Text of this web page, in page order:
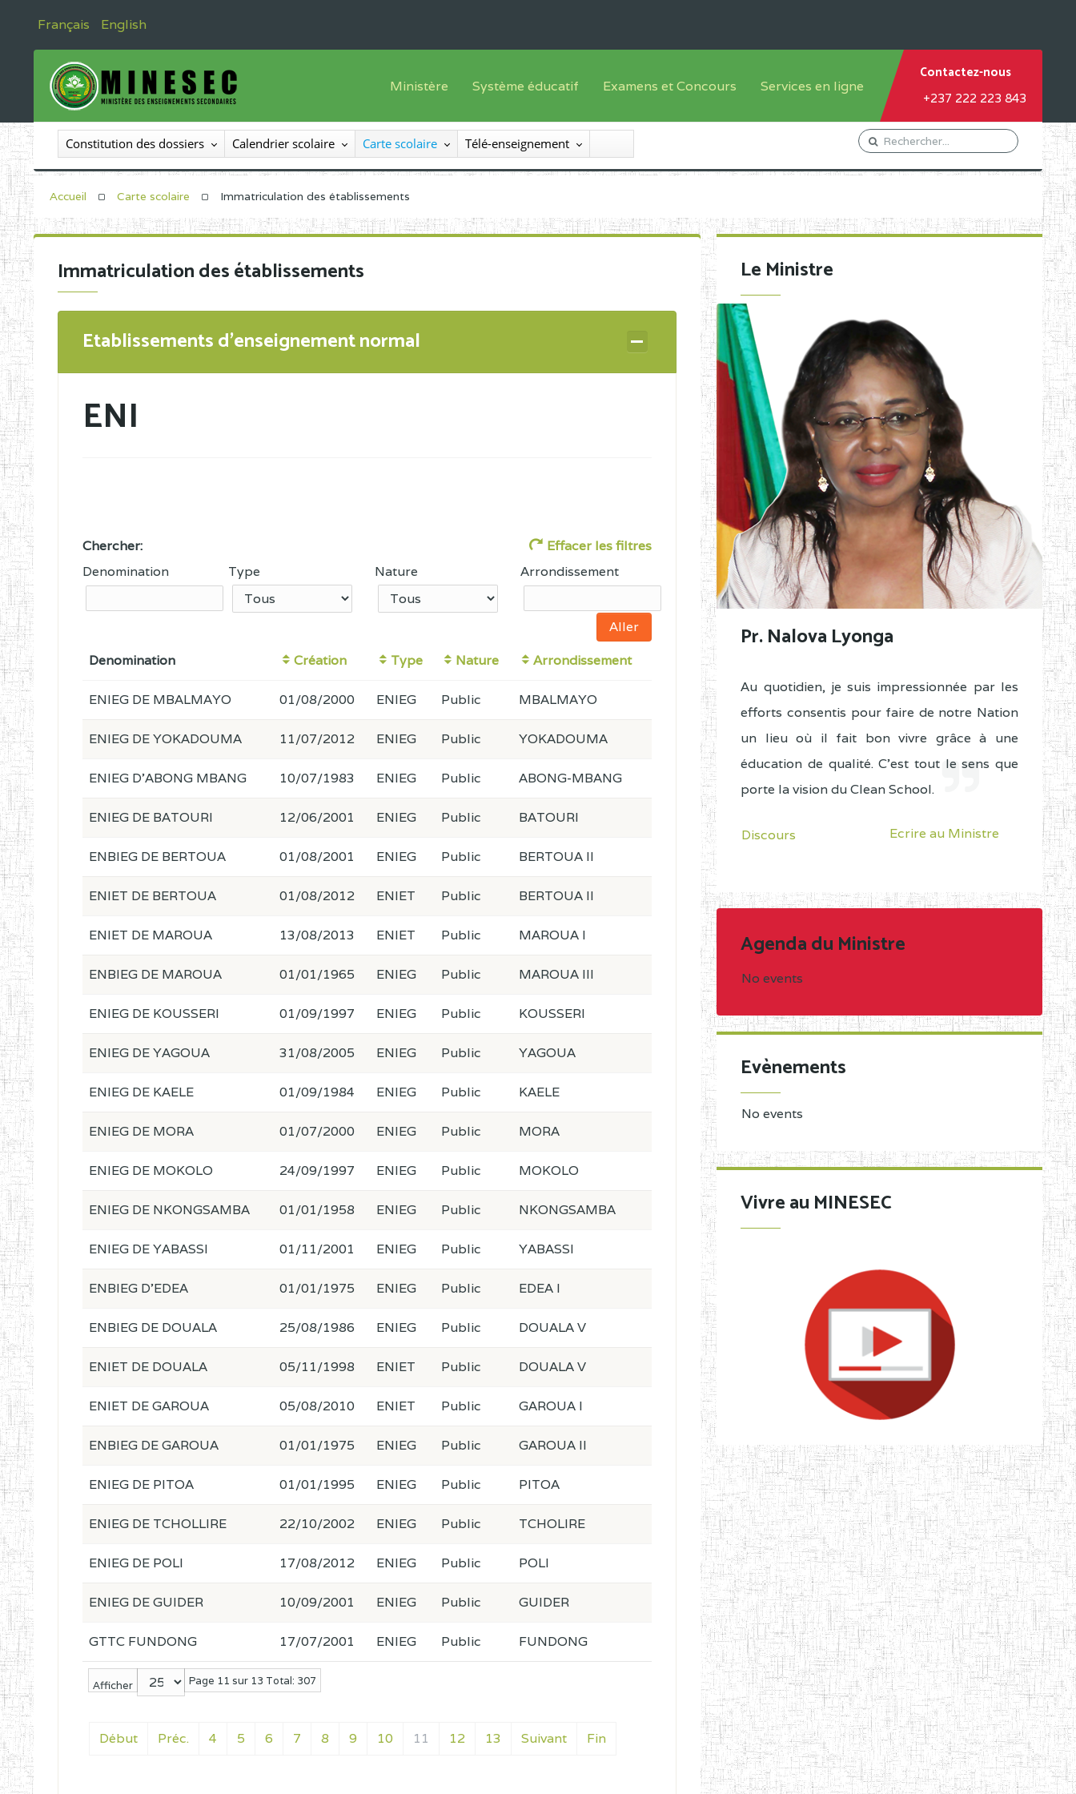
Français English
Ministère
Le Ministre
Le SEESEN
Inspection Générale des Enseignements
Organigramme
Système éducatif
Offre de formation
Sous système francophone
Progammes d'études
Examens et Concours
Inscriptions
Liste des candidats
Diplômes disponibles
Services en ligne
Orientation Conseil
Gestion du Personnel
Demande de subvention
Contactez-nous
+237 222 223 843
Constitution des dossiers Calendrier scolaire Carte scolaire Télé-enseignement
Accueil Carte scolaire Immatriculation des établissements
Immatriculation des établissements
Etablissements d'enseignement normal
ENI
Chercher:
Effacer les filtres
Denomination
Type Nature Arrondissement
Denomination Création Type Nature Arrondissement
Afficher Page 11 sur 13 Total: 307
Début Préc. 4 5 6 7 8 9 10 11 12 13 Suivant Fin
ENIEG DE MBALMAYO 01/08/2000 ENIEG Public MBALMAYO
ENIEG DE YOKADOUMA 11/07/2012 ENIEG Public YOKADOUMA
ENIEG D'ABONG MBANG 10/07/1983 ENIEG Public ABONG-MBANG
ENIEG DE BATOURI 12/06/2001 ENIEG Public BATOURI
ENBIEG DE BERTOUA 01/08/2001 ENIEG Public BERTOUA II
ENIET DE BERTOUA 01/08/2012 ENIET Public BERTOUA II
ENIET DE MAROUA 13/08/2013 ENIET Public MAROUA I
ENBIEG DE MAROUA 01/01/1965 ENIEG Public MAROUA III
ENIEG DE KOUSSERI 01/09/1997 ENIEG Public KOUSSERI
ENIEG DE YAGOUA 31/08/2005 ENIEG Public YAGOUA
ENIEG DE KAELE 01/09/1984 ENIEG Public KAELE
ENIEG DE MORA 01/07/2000 ENIEG Public MORA
ENIEG DE MOKOLO 24/09/1997 ENIEG Public MOKOLO
ENIEG DE NKONGSAMBA 01/01/1958 ENIEG Public NKONGSAMBA
ENIEG DE YABASSI 01/11/2001 ENIEG Public YABASSI
ENBIEG D'EDEA 01/01/1975 ENIEG Public EDEA I
ENBIEG DE DOUALA 25/08/1986 ENIEG Public DOUALA V
ENIET DE DOUALA 05/11/1998 ENIET Public DOUALA V
ENIET DE GAROUA 05/08/2010 ENIET Public GAROUA I
ENBIEG DE GAROUA 01/01/1975 ENIEG Public GAROUA II
ENIEG DE PITOA 01/01/1995 ENIEG Public PITOA
ENIEG DE TCHOLLIRE 22/10/2002 ENIEG Public TCHOLIRE
ENIEG DE POLI 17/08/2012 ENIEG Public POLI
ENIEG DE GUIDER 10/09/2001 ENIEG Public GUIDER
GTTC FUNDONG 17/07/2001 ENIEG Public FUNDONG
Le Ministre
Pr. Nalova Lyonga
Au quotidien, je suis impressionnée par les
efforts consentis pour faire de notre Nation
un lieu où il fait bon vivre grâce à une
éducation de qualité. C'est tout le sens que
porte la vision du Clean School.
Discours Ecrire au Ministre
Agenda du Ministre
No events
Evènements
No events
Vivre au MINESEC